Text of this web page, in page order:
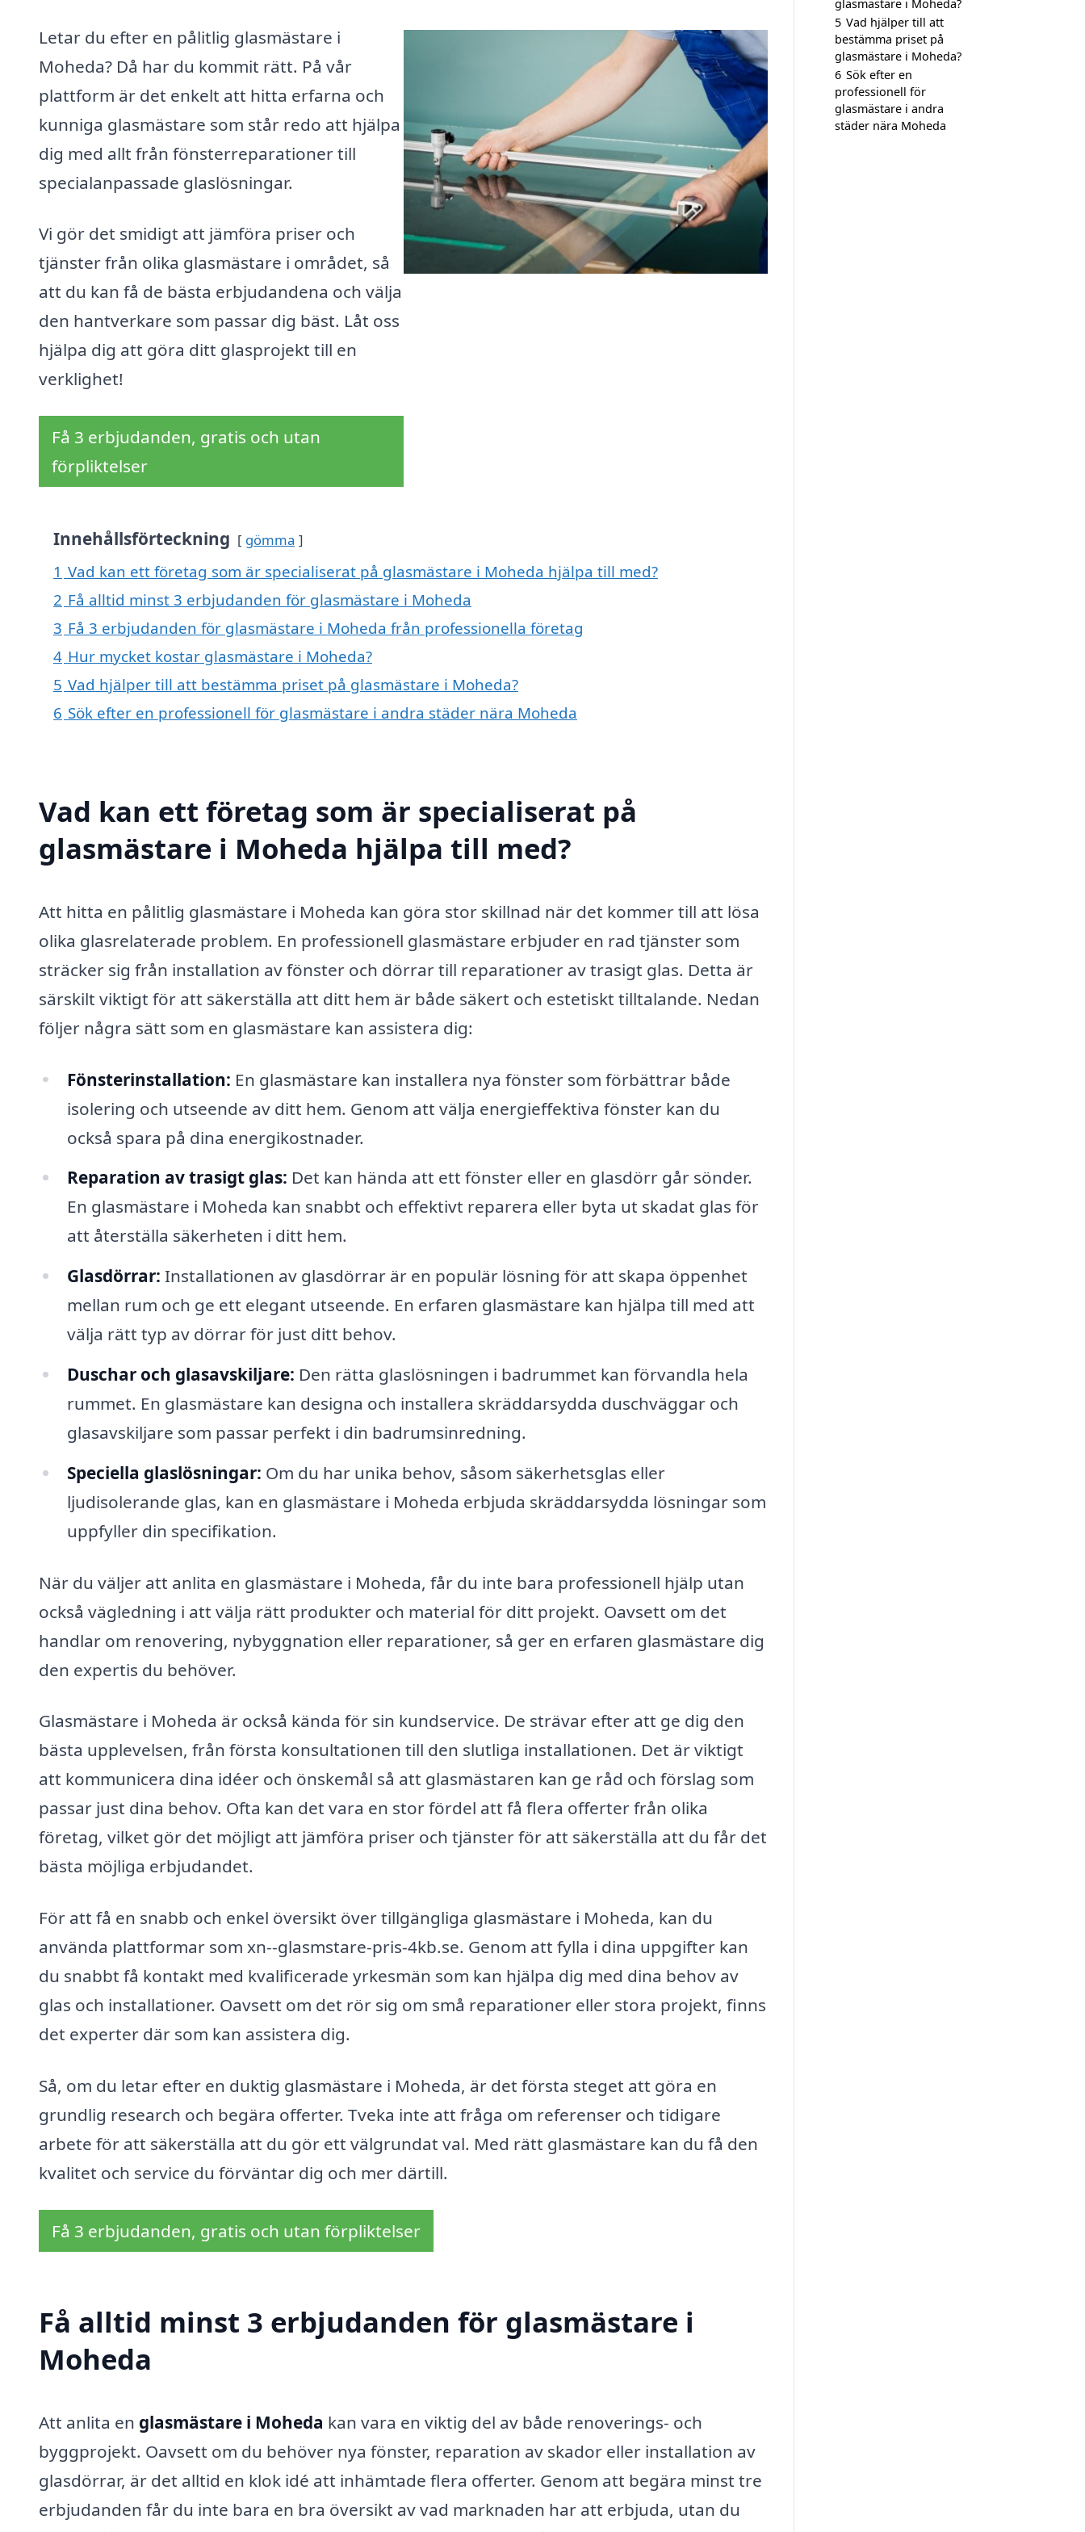
Letar du efter en pålitlig glasmästare i
Moheda? Då har du kommit rätt. På vår
plattform är det enkelt att hitta erfarna och
kunniga glasmästare som står redo att hjälpa
dig med allt från fönsterreparationer till
specialanpassade glaslösningar.
Vi gör det smidigt att jämföra priser och
tjänster från olika glasmästare i området, så
att du kan få de bästa erbjudandena och välja
den hantverkare som passar dig bäst. Låt oss
hjälpa dig att göra ditt glasprojekt till en
verklighet!
Få 3 erbjudanden, gratis och utan
förpliktelser
Innehållsförteckning gömma
1 Vad kan ett företag som är specialiserat på glasmästare i Moheda hjälpa till med?
2 Få alltid minst 3 erbjudanden för glasmästare i Moheda
3 Få 3 erbjudanden för glasmästare i Moheda från professionella företag
4 Hur mycket kostar glasmästare i Moheda?
5 Vad hjälper till att bestämma priset på glasmästare i Moheda?
6 Sök efter en professionell för glasmästare i andra städer nära Moheda
Vad kan ett företag som är specialiserat på
glasmästare i Moheda hjälpa till med?
Att hitta en pålitlig glasmästare i Moheda kan göra stor skillnad när det kommer till att lösa
olika glasrelaterade problem. En professionell glasmästare erbjuder en rad tjänster som
sträcker sig från installation av fönster och dörrar till reparationer av trasigt glas. Detta är
särskilt viktigt för att säkerställa att ditt hem är både säkert och estetiskt tilltalande. Nedan
följer några sätt som en glasmästare kan assistera dig:
Fönsterinstallation: En glasmästare kan installera nya fönster som förbättrar både
isolering och utseende av ditt hem. Genom att välja energieffektiva fönster kan du
också spara på dina energikostnader.
Reparation av trasigt glas: Det kan hända att ett fönster eller en glasdörr går sönder.
En glasmästare i Moheda kan snabbt och effektivt reparera eller byta ut skadat glas för
att återställa säkerheten i ditt hem.
Glasdörrar: Installationen av glasdörrar är en populär lösning för att skapa öppenhet
mellan rum och ge ett elegant utseende. En erfaren glasmästare kan hjälpa till med att
välja rätt typ av dörrar för just ditt behov.
Duschar och glasavskiljare: Den rätta glaslösningen i badrummet kan förvandla hela
rummet. En glasmästare kan designa och installera skräddarsydda duschväggar och
glasavskiljare som passar perfekt i din badrumsinredning.
Speciella glaslösningar: Om du har unika behov, såsom säkerhetsglas eller
ljudisolerande glas, kan en glasmästare i Moheda erbjuda skräddarsydda lösningar som
uppfyller din specifikation.
När du väljer att anlita en glasmästare i Moheda, får du inte bara professionell hjälp utan
också vägledning i att välja rätt produkter och material för ditt projekt. Oavsett om det
handlar om renovering, nybyggnation eller reparationer, så ger en erfaren glasmästare dig
den expertis du behöver.
Glasmästare i Moheda är också kända för sin kundservice. De strävar efter att ge dig den
bästa upplevelsen, från första konsultationen till den slutliga installationen. Det är viktigt
att kommunicera dina idéer och önskemål så att glasmästaren kan ge råd och förslag som
passar just dina behov. Ofta kan det vara en stor fördel att få flera offerter från olika
företag, vilket gör det möjligt att jämföra priser och tjänster för att säkerställa att du får det
bästa möjliga erbjudandet.
För att få en snabb och enkel översikt över tillgängliga glasmästare i Moheda, kan du
använda plattformar som xn--glasmstare-pris-4kb.se. Genom att fylla i dina uppgifter kan
du snabbt få kontakt med kvalificerade yrkesmän som kan hjälpa dig med dina behov av
glas och installationer. Oavsett om det rör sig om små reparationer eller stora projekt, finns
det experter där som kan assistera dig.
Så, om du letar efter en duktig glasmästare i Moheda, är det första steget att göra en
grundlig research och begära offerter. Tveka inte att fråga om referenser och tidigare
arbete för att säkerställa att du gör ett välgrundat val. Med rätt glasmästare kan du få den
kvalitet och service du förväntar dig och mer därtill.
Få 3 erbjudanden, gratis och utan förpliktelser
Få alltid minst 3 erbjudanden för glasmästare i
Moheda
Att anlita en glasmästare i Moheda kan vara en viktig del av både renoverings- och
byggprojekt. Oavsett om du behöver nya fönster, reparation av skador eller installation av
glasdörrar, är det alltid en klok idé att inhämtade flera offerter. Genom att begära minst tre
erbjudanden får du inte bara en bra översikt av vad marknaden har att erbjuda, utan du
glasmästare i Moheda?
5 Vad hjälper till att
bestämma priset på
glasmästare i Moheda?
6 Sök efter en
professionell för
glasmästare i andra
städer nära Moheda